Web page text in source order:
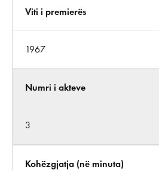
Viti i premierës
1967
Numri i akteve
3
Kohëzgjatja (në minuta)